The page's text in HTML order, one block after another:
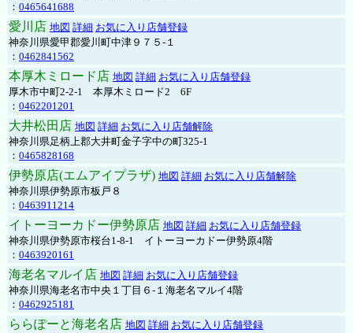
： 0465641688
愛川店 地図 詳細 お気に入り店舗登録
神奈川県愛甲郡愛川町中津９７５-１
： 0462841562
本厚木ミロード店 地図 詳細 お気に入り店舗登録
厚木市中町2-2-1 本厚木ミロード2 6F
： 0462201201
大井松田店 地図 詳細 お気に入り店舗解除
神奈川県足柄上郡大井町金子字中の町325-1
： 0465828168
伊勢原店(エムアイプラザ) 地図 詳細 お気に入り店舗解除
神奈川県伊勢原市板戸８
： 0463911214
イトーヨーカドー伊勢原店 地図 詳細 お気に入り店舗登録
神奈川県伊勢原市桜台1-8-1 イトーヨーカドー伊勢原4階
： 0463920161
海老名マルイ店 地図 詳細 お気に入り店舗登録
神奈川県海老名市中央１丁目６-１海老名マルイ4階
： 0462925181
ららぽーと海老名店 地図 詳細 お気に入り店舗登録